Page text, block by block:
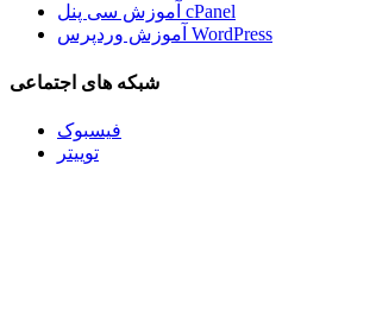
آموزش سی پنل cPanel
آموزش وردپرس WordPress
شبکه های اجتماعی
فیسبوک
توییتر